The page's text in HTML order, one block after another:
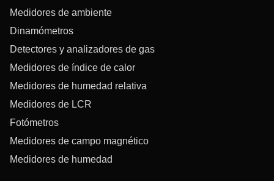
Medidores de ambiente
Dinamómetros
Detectores y analizadores de gas
Medidores de índice de calor
Medidores de humedad relativa
Medidores de LCR
Fotómetros
Medidores de campo magnético
Medidores de humedad